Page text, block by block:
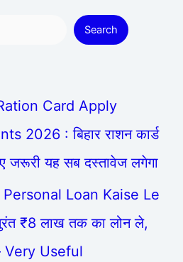
Search
Card Apply
2026 : बिहार राशन कार्ड
यह सब दस्तावेज लगेगा
Loan Kaise Le
₹8 लाख तक का लोन ले,
Very Useful